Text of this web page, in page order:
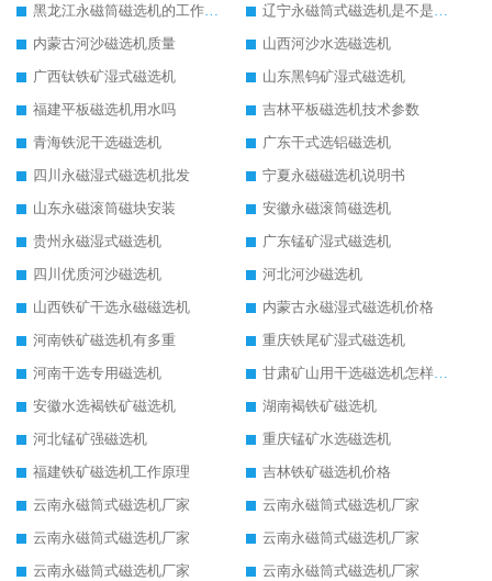
黑龙江永磁筒磁选机的工作原理
辽宁永磁筒式磁选机是不是强磁
内蒙古河沙磁选机质量
山西河沙水选磁选机
广西钛铁矿湿式磁选机
山东黑钨矿湿式磁选机
福建平板磁选机用水吗
吉林平板磁选机技术参数
青海铁泥干选磁选机
广东干式选铝磁选机
四川永磁湿式磁选机批发
宁夏永磁磁选机说明书
山东永磁滚筒磁块安装
安徽永磁滚筒磁选机
贵州永磁湿式磁选机
广东锰矿湿式磁选机
四川优质河沙磁选机
河北河沙磁选机
山西铁矿干选永磁磁选机
内蒙古永磁湿式磁选机价格
河南铁矿磁选机有多重
重庆铁尾矿湿式磁选机
河南干选专用磁选机
甘肃矿山用干选磁选机怎样调磁
安徽水选褐铁矿磁选机
湖南褐铁矿磁选机
河北锰矿强磁选机
重庆锰矿水选磁选机
福建铁矿磁选机工作原理
吉林铁矿磁选机价格
云南永磁筒式磁选机厂家
云南永磁筒式磁选机厂家
云南永磁筒式磁选机厂家
云南永磁筒式磁选机厂家
云南永磁筒式磁选机厂家
云南永磁筒式磁选机厂家